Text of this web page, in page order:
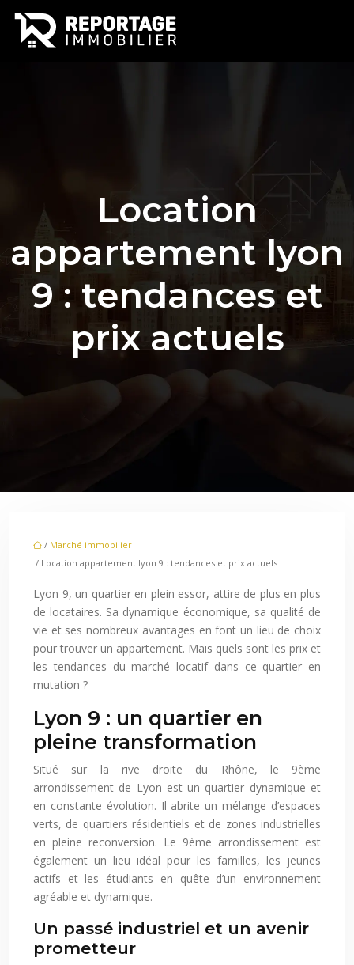
Location
appartement lyon
9 : tendances et
prix actuels
/ Marché immobilier
/ Location appartement lyon 9 : tendances et prix actuels
Lyon 9, un quartier en plein essor, attire de plus en plus
de locataires. Sa dynamique économique, sa qualité de
vie et ses nombreux avantages en font un lieu de choix
pour trouver un appartement. Mais quels sont les prix et
les tendances du marché locatif dans ce quartier en
mutation ?
Lyon 9 : un quartier en
pleine transformation
Situé sur la rive droite du Rhône, le 9ème
arrondissement de Lyon est un quartier dynamique et
en constante évolution. Il abrite un mélange d’espaces
verts, de quartiers résidentiels et de zones industrielles
en pleine reconversion. Le 9ème arrondissement est
également un lieu idéal pour les familles, les jeunes
actifs et les étudiants en quête d’un environnement
agréable et dynamique.
Un passé industriel et un avenir
prometteur